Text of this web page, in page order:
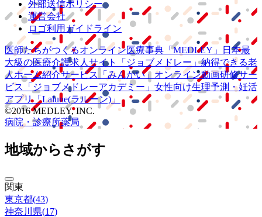
外部送信ポリシー
運営会社
ロゴ利用ガイドライン
医師たちがつくるオンライン医療事典 「MEDLEY」
日本最
大級の医療介護求人サイト 「ジョブメドレー」納得できる老
人ホーム紹介サービス
「みんかい」 オンライン動画研修サー
ビス
「ジョブメドレーアカデミー」 女性向け生理予測・妊活
アプリ「Lalune(ラルーン)」
©2016 MEDLEY, INC.
病院・診療所薬局
地域からさがす
関東
東京都(43)
神奈川県(17)